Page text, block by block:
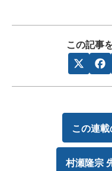
この記事
この連
村瀬隆宗